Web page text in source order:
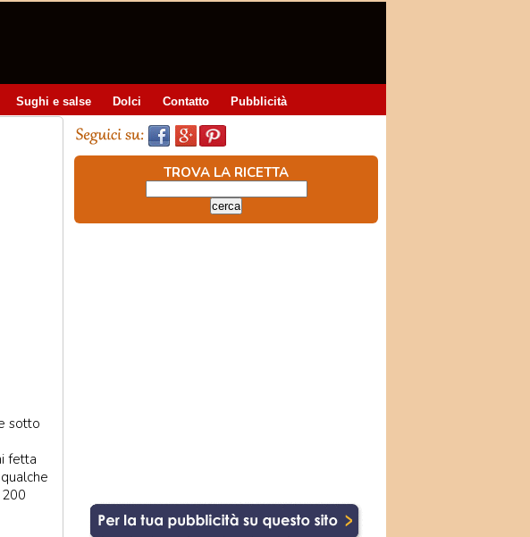
Sughi e salse Dolci Contatto Pubblicità
sotto
fetta
TROVA LA RICETTA